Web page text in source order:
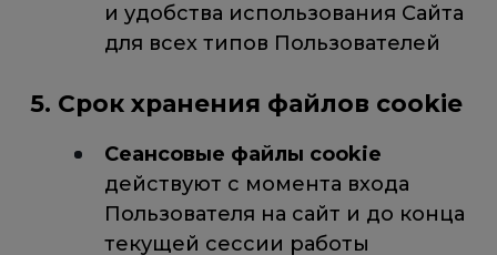
и удобства использования Сайта
для всех типов Пользователей
5. Срок хранения файлов cookie
Сеансовые файлы cookie
действуют с момента входа
Пользователя на сайт и до конца
текущей сессии работы